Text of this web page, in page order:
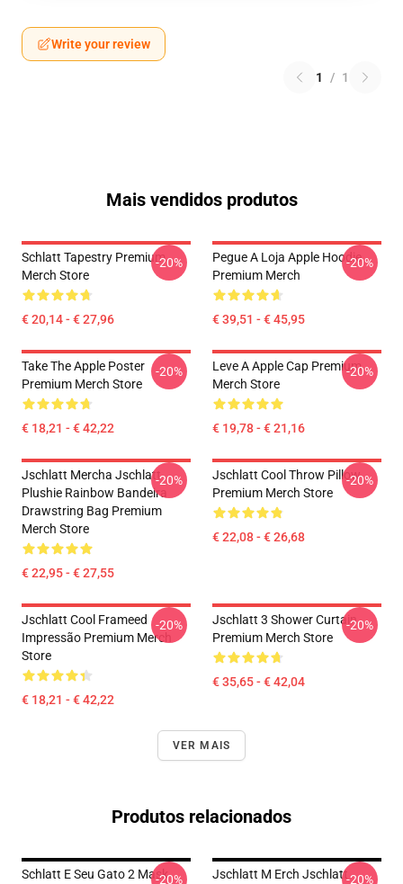
Write your review
1 / 1
Mais vendidos produtos
Schlatt Tapestry Premium
Merch Store
€ 20,14 - € 27,96
-20%
Pegue A Loja Apple Hoodie
Premium Merch
€ 39,51 - € 45,95
-20%
Take The Apple Poster
Premium Merch Store
€ 18,21 - € 42,22
-20%
Leve A Apple Cap Premium
Merch Store
€ 19,78 - € 21,16
-20%
Jschlatt Mercha Jschlatt
Plushie Rainbow Bandeira
Drawstring Bag Premium
Merch Store
€ 22,95 - € 27,55
-20%
Jschlatt Cool Throw Pillow
Premium Merch Store
€ 22,08 - € 26,68
-20%
Jschlatt Cool Frameed
Impressão Premium Merch
Store
€ 18,21 - € 42,22
-20%
Jschlatt 3 Shower Curtain
Premium Merch Store
€ 35,65 - € 42,04
-20%
VER MAIS
Produtos relacionados
Schlatt E Seu Gato 2 Mask-20%
Jschlatt M Erch Jschlatt-20%